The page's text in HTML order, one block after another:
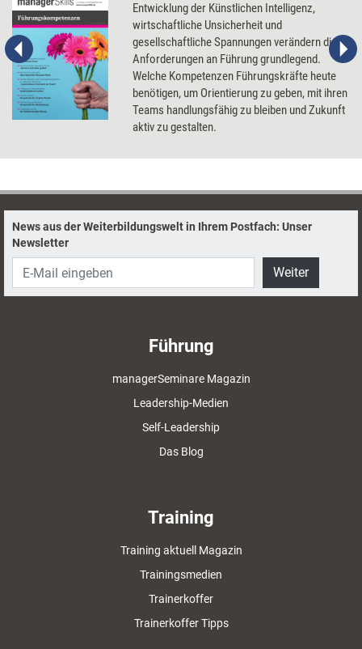
Entwicklung der Künstlichen Intelligenz,
wirtschaftliche Unsicherheit und
gesellschaftliche Spannungen verändern die
Anforderungen an Führung grundlegend.
Welche Kompetenzen Führungskräfte heute
benötigen, um Orientierung zu geben, mit ihren
Teams handlungsfähig zu bleiben und Zukunft
aktiv zu gestalten.
News aus der Weiterbildungswelt in Ihrem Postfach: Unser
Newsletter
Weiter
Führung
managerSeminare Magazin
Leadership-Medien
Self-Leadership
Das Blog
Training
Training aktuell Magazin
Trainingsmedien
Trainerkoffer
Trainerkoffer Tipps